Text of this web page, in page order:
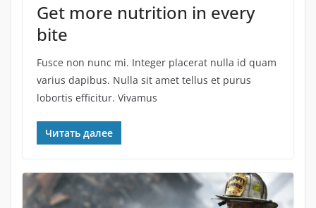
Get more nutrition in every
bite
Fusce non nunc mi. Integer placerat nulla id quam
varius dapibus. Nulla sit amet tellus et purus
lobortis efficitur. Vivamus
Читать далее